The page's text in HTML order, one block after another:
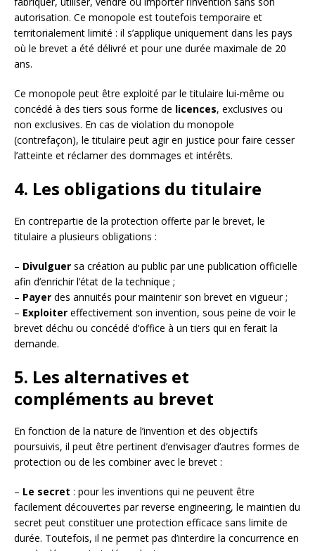
autorisation. Ce monopole est toutefois temporaire et
territorialement limité : il s’applique uniquement dans les pays
où le brevet a été délivré et pour une durée maximale de 20
ans.
Ce monopole peut être exploité par le titulaire lui-même ou
concédé à des tiers sous forme de licences, exclusives ou
non exclusives. En cas de violation du monopole
(contrefaçon), le titulaire peut agir en justice pour faire cesser
l’atteinte et réclamer des dommages et intérêts.
4. Les obligations du titulaire
En contrepartie de la protection offerte par le brevet, le
titulaire a plusieurs obligations :
– Divulguer sa création au public par une publication officielle
afin d’enrichir l’état de la technique ;
– Payer des annuités pour maintenir son brevet en vigueur ;
– Exploiter effectivement son invention, sous peine de voir le
brevet déchu ou concédé d’office à un tiers qui en ferait la
demande.
5. Les alternatives et
compléments au brevet
En fonction de la nature de l’invention et des objectifs
poursuivis, il peut être pertinent d’envisager d’autres formes de
protection ou de les combiner avec le brevet :
– Le secret : pour les inventions qui ne peuvent être
facilement découvertes par reverse engineering, le maintien du
secret peut constituer une protection efficace sans limite de
durée. Toutefois, il ne permet pas d’interdire la concurrence en